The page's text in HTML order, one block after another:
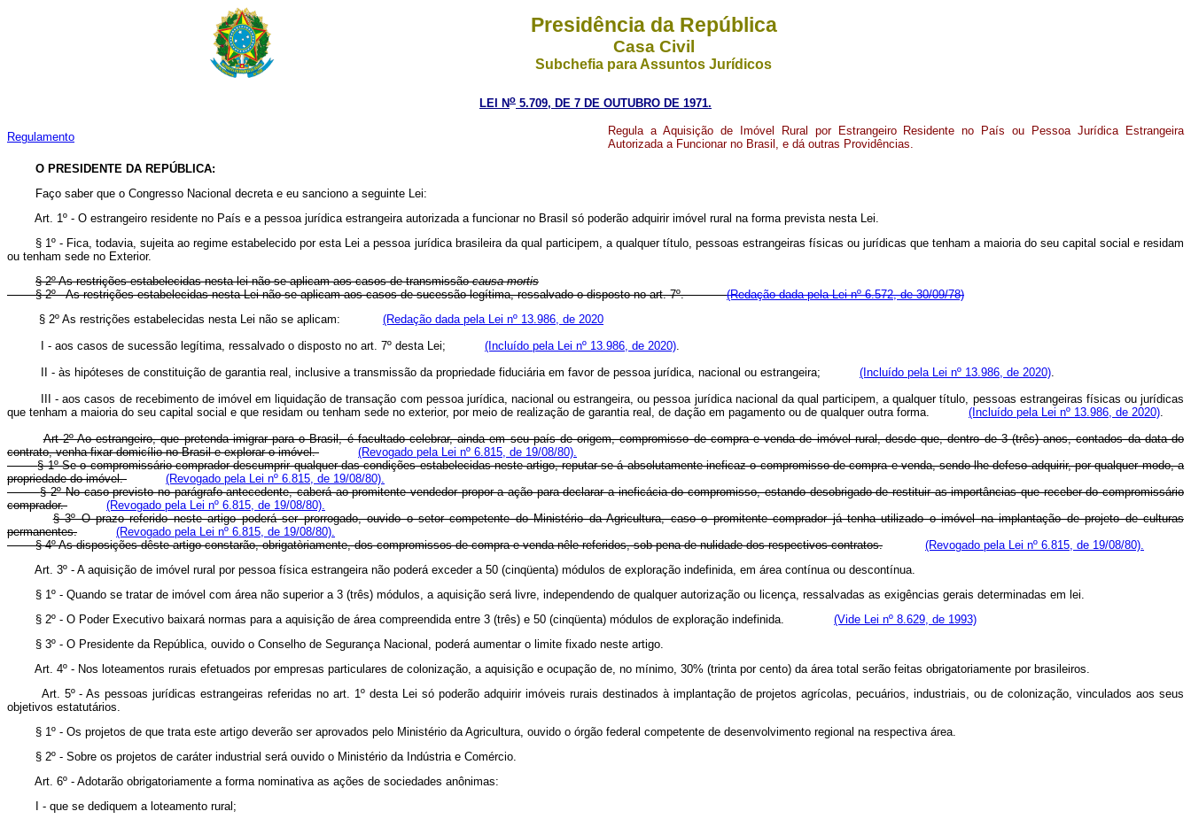
Presidência da República
Casa Civil
Subchefia para Assuntos Jurídicos
LEI No 5.709, DE 7 DE OUTUBRO DE 1971.
Regulamento
Regula a Aquisição de Imóvel Rural por Estrangeiro Residente no País ou Pessoa Jurídica Estrangeira
Autorizada a Funcionar no Brasil, e dá outras Providências.
O PRESIDENTE DA REPÚBLICA:
Faço saber que o Congresso Nacional decreta e eu sanciono a seguinte Lei:
Art. 1º - O estrangeiro residente no País e a pessoa jurídica estrangeira autorizada a funcionar no Brasil só poderão adquirir imóvel rural na forma prevista nesta Lei.
§ 1º - Fica, todavia, sujeita ao regime estabelecido por esta Lei a pessoa jurídica brasileira da qual participem, a qualquer título, pessoas estrangeiras físicas ou jurídicas que tenham a maioria do seu capital social e residam
ou tenham sede no Exterior.
§ 2º As restrições estabelecidas nesta lei não se aplicam aos casos de transmissãocausa mortis
§ 2º - As restrições estabelecidas nesta Lei não se aplicam aos casos de sucessão legítima, ressalvado o disposto no art. 7º.(Redação dada pela Lei nº 6.572, de 30/09/78)
§ 2º As restrições estabelecidas nesta Lei não se aplicam:
(Redação dada pela Lei nº 13.986, de 2020
I - aos casos de sucessão legítima, ressalvado o disposto no art. 7º desta Lei;
(Incluído pela Lei nº 13.986, de 2020).
II - às hipóteses de constituição de garantia real, inclusive a transmissão da propriedade fiduciária em favor de pessoa jurídica, nacional ou estrangeira;
(Incluído pela Lei nº 13.986, de 2020).
III - aos casos de recebimento de imóvel em liquidação de transação com pessoa jurídica, nacional ou estrangeira, ou pessoa jurídica nacional da qual participem, a qualquer título, pessoas estrangeiras físicas ou jurídicas
que tenham a maioria do seu capital social e que residam ou tenham sede no exterior, por meio de realização de garantia real, de dação em pagamento ou de qualquer outra forma.
(Incluído pela Lei nº 13.986, de 2020).
Art 2º Ao estrangeiro, que pretenda imigrar para o Brasil, é facultado celebrar, ainda em seu país de origem, compromisso de compra e venda de imóvel rural, desde que, dentro de 3 (três) anos, contados da data do
contrato, venha fixar domicílio no Brasil e explorar o imóvel.
(Revogado pela Lei nº 6.815, de 19/08/80).
§ 1º Se o compromissário comprador descumprir qualquer das condições estabelecidas neste artigo, reputar-se-á absolutamente ineficaz o compromisso de compra e venda, sendo-lhe defeso adquirir, por qualquer modo, a
propriedade do imóvel.
(Revogado pela Lei nº 6.815, de 19/08/80).
§ 2º No caso previsto no parágrafo antecedente, caberá ao promitente vendedor propor a ação para declarar a ineficácia do compromisso, estando desobrigado de restituir as importâncias que receber do compromissário
comprador.
(Revogado pela Lei nº 6.815, de 19/08/80).
§ 3º O prazo referido neste artigo poderá ser prorrogado, ouvido o setor competente do Ministério da Agricultura, caso o promitente comprador já tenha utilizado o imóvel na implantação de projeto de culturas
permanentes.
(Revogado pela Lei nº 6.815, de 19/08/80).
§ 4º As disposições dêste artigo constarão, obrigatòriamente, dos compromissos de compra e venda nêle referidos, sob pena de nulidade dos respectivos contratos.
(Revogado pela Lei nº 6.815, de 19/08/80).
Art. 3º - A aquisição de imóvel rural por pessoa física estrangeira não poderá exceder a 50 (cinqüenta) módulos de exploração indefinida, em área contínua ou descontínua.
§ 1º - Quando se tratar de imóvel com área não superior a 3 (três) módulos, a aquisição será livre, independendo de qualquer autorização ou licença, ressalvadas as exigências gerais determinadas em lei.
§ 2º - O Poder Executivo baixará normas para a aquisição de área compreendida entre 3 (três) e 50 (cinqüenta) módulos de exploração indefinida. (Vide Lei nº 8.629, de 1993)
§ 3º - O Presidente da República, ouvido o Conselho de Segurança Nacional, poderá aumentar o limite fixado neste artigo.
Art. 4º - Nos loteamentos rurais efetuados por empresas particulares de colonização, a aquisição e ocupação de, no mínimo, 30% (trinta por cento) da área total serão feitas obrigatoriamente por brasileiros.
Art. 5º - As pessoas jurídicas estrangeiras referidas no art. 1º desta Lei só poderão adquirir imóveis rurais destinados à implantação de projetos agrícolas, pecuários, industriais, ou de colonização, vinculados aos seus
objetivos estatutários.
§ 1º - Os projetos de que trata este artigo deverão ser aprovados pelo Ministério da Agricultura, ouvido o órgão federal competente de desenvolvimento regional na respectiva área.
§ 2º - Sobre os projetos de caráter industrial será ouvido o Ministério da Indústria e Comércio.
Art. 6º - Adotarão obrigatoriamente a forma nominativa as ações de sociedades anônimas:
I - que se dediquem a loteamento rural;